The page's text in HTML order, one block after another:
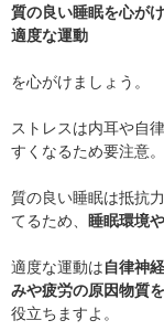
質の良い睡眠を心が
適度な運動
を心がけましょう。
ストレスは内耳や自
すくなるため要注意。
質の良い睡眠は抵抗
てるため、
睡眠環境
適度な運動は自律神
みや疲労の原因物質
役立ちますよ。